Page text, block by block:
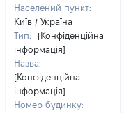
Населений пункт:
Київ / Україна
Тип:
[Конфіденційна
інформація]
Назва:
[Конфіденційна
інформація]
Номер будинку: